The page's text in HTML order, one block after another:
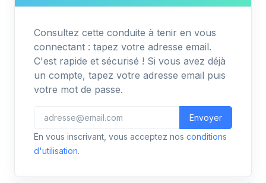
Consultez cette conduite à tenir en vous
connectant : tapez votre adresse email.
C'est rapide et sécurisé ! Si vous avez déjà
un compte, tapez votre adresse email puis
votre mot de passe.
Envoyer
En vous inscrivant, vous acceptez nos conditions
d'utilisation.